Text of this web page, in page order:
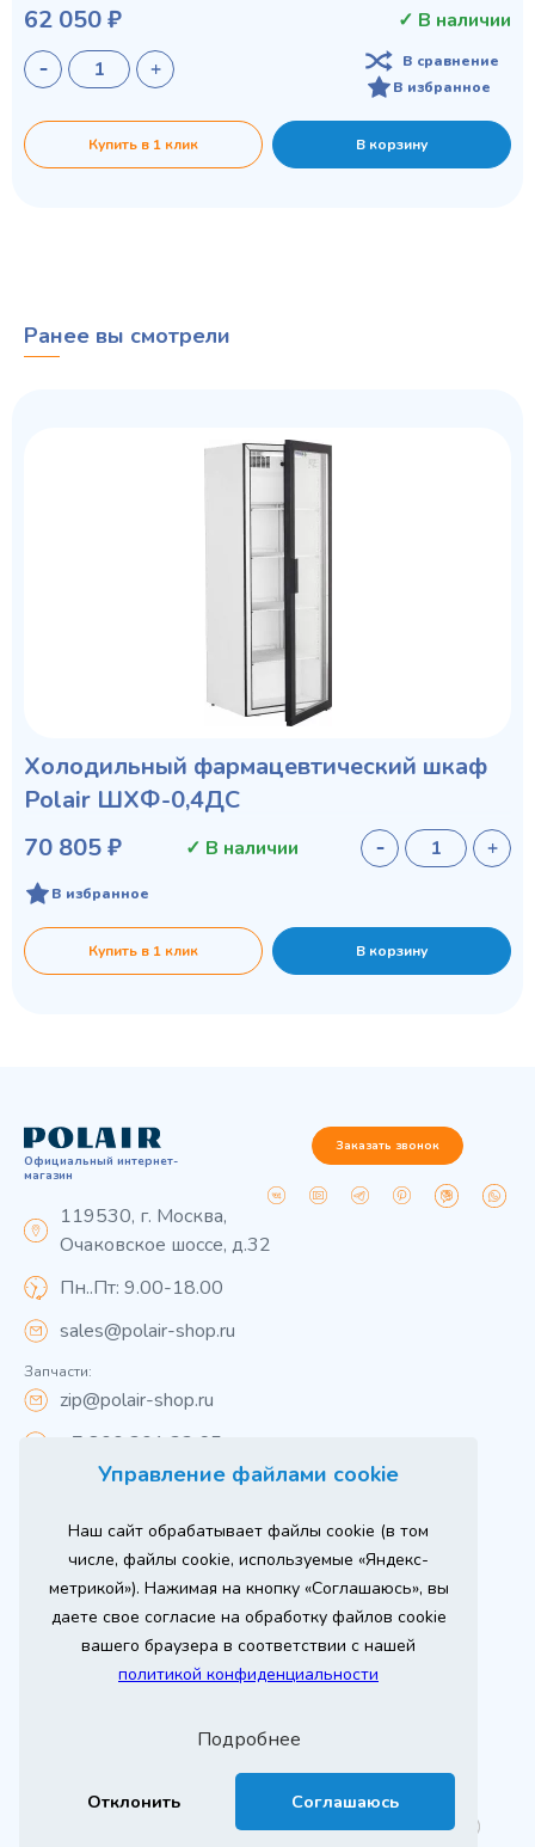
Управление файлами cookie
Наш сайт обрабатывает файлы cookie (в том
числе, файлы cookie, используемые «Яндекс-
метрикой»). Нажимая на кнопку «Соглашаюсь», вы
даете свое согласие на обработку файлов cookie
вашего браузера в соответствии с нашей
политикой конфиденциальности
Подробнее
Отклонить Соглашаюсь
62 050 ₽ ✓ В наличии
В сравнение
В избранное
Купить в 1 клик В корзину
Ранее вы смотрели
Холодильный фармацевтический шкаф
Polair ШХФ-0,4ДС
70 805 ₽
✓ В наличии
В избранное
Купить в 1 клик В корзину
Официальный интернет-
магазин
119530, г. Москва,
Очаковское шоссе, д.32
Пн..Пт: 9.00-18.00
sales@polair-shop.ru
Запчасти:
zip@polair-shop.ru
+7 800 301 33 65
Заказать звонок
Вся информация на сайте о товарах носит
справочный характер и не является публичной
офертой в соответствии с пунктом 2 статьи 437 ГК РФ.
Для получения подробной информации о наличии и
стоимости указанных товаров и (или) услуг,
пожалуйста, обращайтесь к менеджеру сайта по
телефону
При использовании материалов сайта ссылка
Продвижение сайта
Оставь заявку